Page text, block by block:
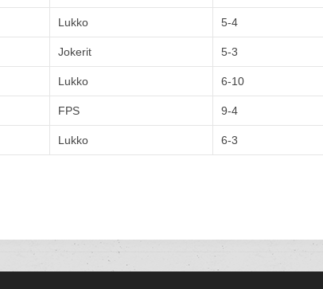
Lukko 5-4
Jokerit 5-3
Lukko 6-10
FPS 9-4
Lukko 6-3